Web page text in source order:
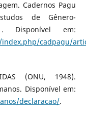
Cadernos Pagu
de Gênero-
Disponível em:
cadpagu/
(ONU, 1948).
Disponível em:
declaracao/.